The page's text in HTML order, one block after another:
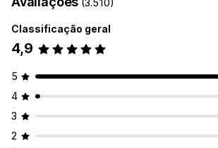
(3.510)
Classificação geral
4,9
5
4
3
2